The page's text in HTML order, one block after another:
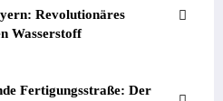
Revolutionäres
Wasserstoff
Fertigungsstraße: Der